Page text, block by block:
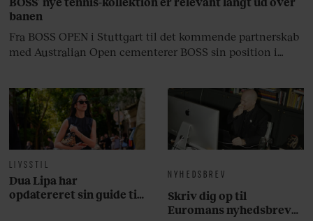
LIVSSTIL
Dua Lipa har
opdatereret sin guide til
NYHEDSBREV
Skriv dig op til
Euromans nyhedsbrev
banen
Fra BOSS OPEN i Stuttgart til det kommende partnerskab
med Australian Open cementerer BOSS sin position i